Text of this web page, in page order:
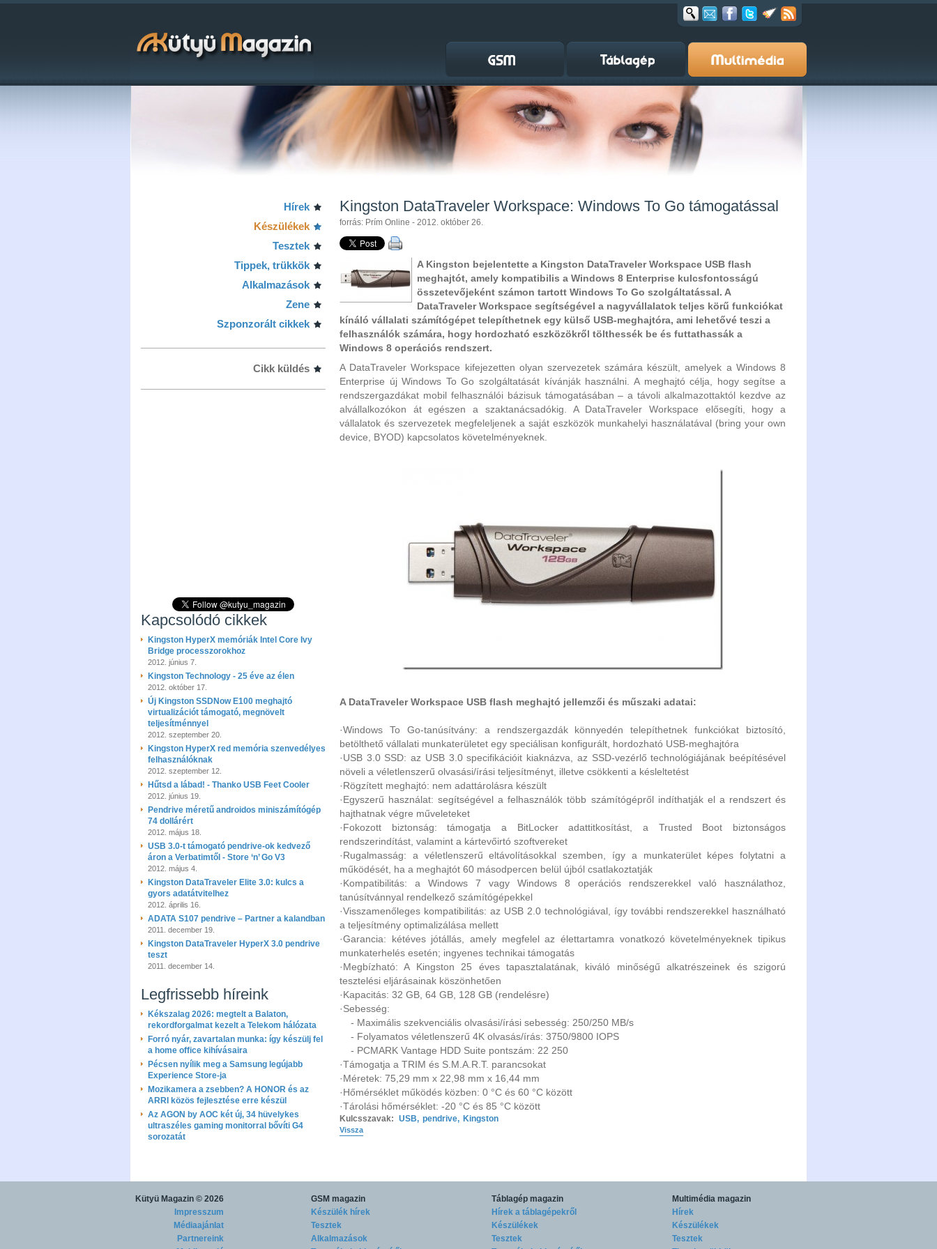
Hírek
Készülékek
Tesztek
Tippek, trükkök
Alkalmazások
Zene
Szponzorált cikkek
Cikk küldés
Kapcsolódó cikkek
Kingston HyperX memóriák Intel Core Ivy
Bridge processzorokhoz
2012. június 7.
Kingston Technology - 25 éve az élen
2012. október 17.
Új Kingston SSDNow E100 meghajtó
virtualizációt támogató, megnövelt
teljesítménnyel
2012. szeptember 20.
Kingston HyperX red memória szenvedélyes
felhasználóknak
2012. szeptember 12.
Hűtsd a lábad! - Thanko USB Feet Cooler
2012. június 19.
Pendrive méretű androidos miniszámítógép
74 dollárért
2012. május 18.
USB 3.0-t támogató pendrive-ok kedvező
áron a Verbatimtől - Store ‘n’ Go V3
2012. május 4.
Kingston DataTraveler Elite 3.0: kulcs a
gyors adatátvitelhez
2012. április 16.
ADATA S107 pendrive – Partner a kalandban
2011. december 19.
Kingston DataTraveler HyperX 3.0 pendrive
teszt
2011. december 14.
Legfrissebb híreink
Kékszalag 2026: megtelt a Balaton,
rekordforgalmat kezelt a Telekom hálózata
Forró nyár, zavartalan munka: így készülj fel
a home office kihívásaira
Pécsen nyílik meg a Samsung legújabb
Experience Store-ja
Mozikamera a zsebben? A HONOR és az
ARRI közös fejlesztése erre készül
Az AGON by AOC két új, 34 hüvelykes
ultraszéles gaming monitorral bővíti G4
sorozatát
Kingston DataTraveler Workspace: Windows To Go támogatással
forrás: Prím Online - 2012. október 26.
A Kingston bejelentette a Kingston DataTraveler Workspace USB flash
meghajtót, amely kompatibilis a Windows 8 Enterprise kulcsfontosságú
összetevőjeként számon tartott Windows To Go szolgáltatással. A
DataTraveler Workspace segítségével a nagyvállalatok teljes körű funkciókat
kínáló vállalati számítógépet telepíthetnek egy külső USB-meghajtóra, ami lehetővé teszi a
felhasználók számára, hogy hordozható eszközökről tölthessék be és futtathassák a
Windows 8 operációs rendszert.
A DataTraveler Workspace kifejezetten olyan szervezetek számára készült, amelyek a Windows 8
Enterprise új Windows To Go szolgáltatását kívánják használni. A meghajtó célja, hogy segítse a
rendszergazdákat mobil felhasználói bázisuk támogatásában – a távoli alkalmazottaktól kezdve az
alvállalkozókon át egészen a szaktanácsadókig. A DataTraveler Workspace elősegíti, hogy a
vállalatok és szervezetek megfeleljenek a saját eszközök munkahelyi használatával (bring your own
device, BYOD) kapcsolatos követelményeknek.
A DataTraveler Workspace USB flash meghajtó jellemzői és műszaki adatai:
·Windows To Go-tanúsítvány: a rendszergazdák könnyedén telepíthetnek funkciókat biztosító,
betölthető vállalati munkaterületet egy speciálisan konfigurált, hordozható USB-meghajtóra
·USB 3.0 SSD: az USB 3.0 specifikációit kiaknázva, az SSD-vezérlő technológiájának beépítésével
növeli a véletlenszerű olvasási/írási teljesítményt, illetve csökkenti a késleltetést
·Rögzített meghajtó: nem adattárolásra készült
·Egyszerű használat: segítségével a felhasználók több számítógépről indíthatják el a rendszert és
hajthatnak végre műveleteket
·Fokozott biztonság: támogatja a BitLocker adattitkosítást, a Trusted Boot biztonságos
rendszerindítást, valamint a kártevőirtó szoftvereket
·Rugalmasság: a véletlenszerű eltávolításokkal szemben, így a munkaterület képes folytatni a
működését, ha a meghajtót 60 másodpercen belül újból csatlakoztatják
·Kompatibilitás: a Windows 7 vagy Windows 8 operációs rendszerekkel való használathoz,
tanúsítvánnyal rendelkező számítógépekkel
·Visszamenőleges kompatibilitás: az USB 2.0 technológiával, így további rendszerekkel használható
a teljesítmény optimalizálása mellett
·Garancia: kétéves jótállás, amely megfelel az élettartamra vonatkozó követelményeknek tipikus
munkaterhelés esetén; ingyenes technikai támogatás
·Megbízható: A Kingston 25 éves tapasztalatának, kiváló minőségű alkatrészeinek és szigorú
tesztelési eljárásainak köszönhetően
·Kapacitás: 32 GB, 64 GB, 128 GB (rendelésre)
·Sebesség:
- Maximális szekvenciális olvasási/írási sebesség: 250/250 MB/s
- Folyamatos véletlenszerű 4K olvasás/írás: 3750/9800 IOPS
- PCMARK Vantage HDD Suite pontszám: 22 250
·Támogatja a TRIM és S.M.A.R.T. parancsokat
·Méretek: 75,29 mm x 22,98 mm x 16,44 mm
·Hőmérséklet működés közben: 0 °C és 60 °C között
·Tárolási hőmérséklet: -20 °C és 85 °C között
Kulcsszavak: USB, pendrive, Kingston
Vissza
Kütyü Magazin © 2026
Impresszum
Médiaajánlat
Partnereink
GSM magazin
Készülék hírek
Tesztek
Alkalmazások
Táblagép magazin
Hírek a táblagépekről
Készülékek
Tesztek
Multimédia magazin
Hírek
Készülékek
Tesztek